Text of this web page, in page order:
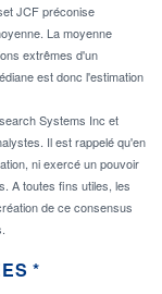
JCF préconise
La moyenne
extrêmes d'un
est donc l'estimation
Systems Inc et
Il est rappelé qu'en
ni exercé un pouvoir
A toutes fins utiles, les
de ce consensus
*